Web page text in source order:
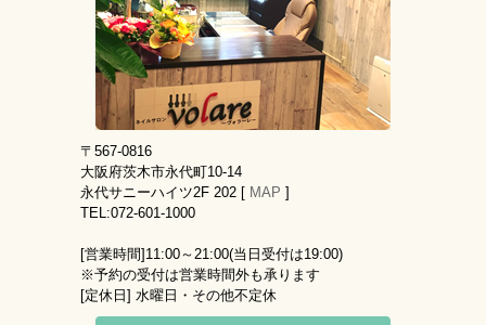
〒567-0816
大阪府茨木市永代町10-14
永代サニーハイツ2F 202 [ MAP ]
TEL:072-601-1000
[営業時間] 11:00～21:00(当日受付は19:00)
※予約の受付は営業時間外も承ります
[定休日] 水曜日・その他不定休